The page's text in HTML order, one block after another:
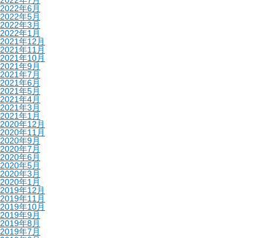
2022年6月
2022年5月
2022年3月
2022年1月
2021年12月
2021年11月
2021年10月
2021年9月
2021年7月
2021年6月
2021年5月
2021年4月
2021年3月
2021年1月
2020年12月
2020年11月
2020年9月
2020年7月
2020年6月
2020年5月
2020年3月
2020年1月
2019年12月
2019年11月
2019年10月
2019年9月
2019年8月
2019年7月